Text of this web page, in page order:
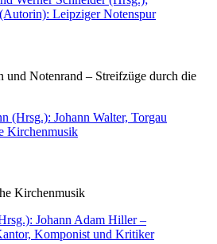
und Notenrand – Streifzüge durch die
Kirchenmusik